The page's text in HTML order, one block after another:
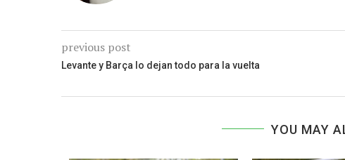
previous post
Levante y Barça lo dejan todo para la vuelta
YOU MAY